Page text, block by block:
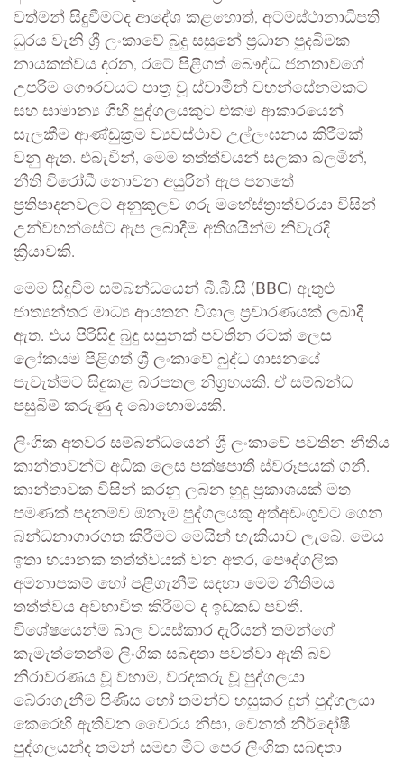
වත්මන් සිදුවීමටද ආදේශ කළහොත්, අටමස්ථානාධිපති
ධුරය වැනි ශ්‍රී ලංකාවේ බුදු සසුනේ ප්‍රධාන පුදබිමක
නායකත්වය දරන, රටේ පිළිගත් බෞද්ධ ජනතාවගේ
උපරිම ගෞරවයට පාත්‍ර වූ ස්වාමීන් වහන්සේනමකට
සහ සාමාන්‍ය ගිහි පුද්ගලයකුට එකම ආකාරයෙන්
සැලකීම ආණ්ඩුක්‍රම ව්‍යවස්ථාව උල්ලංඝනය කිරීමක්
වනු ඇත. එබැවින්, මෙම තත්ත්වයන් සලකා බලමින්,
නීති විරෝධී නොවන අයුරින් ඇප පනතේ
ප්‍රතිපාදනවලට අනුකූලව ගරු මහේස්ත්‍රාත්වරයා විසින්
උන්වහන්සේට ඇප ලබාදීම අතිශයින්ම නිවැරදි
ක්‍රියාවකි.
මෙම සිදුවීම සම්බන්ධයෙන් බී.බී.සී ( BBC) ඇතුළු
ජාත්‍යන්තර මාධ්‍ය ආයතන විශාල ප්‍රචාරණයක් ලබාදී
ඇත. එය පිරිසිදු බුදු සසුනක් පවතින රටක් ලෙස
ලෝකයම පිළිගත් ශ්‍රී ලංකාවේ බුද්ධ ශාසනයේ
පැවැත්මට සිදුකළ බරපතල නිග්‍රහයකි. ඒ සම්බන්ධ
පසුබිම් කරුණු ද බොහොමයකි.
ලිංගික අතවර සම්බන්ධයෙන් ශ්‍රී ලංකාවේ පවතින නීතිය
කාන්තාවන්ට අධික ලෙස පක්ෂපාතී ස්වරූපයක් ගනී.
කාන්තාවක විසින් කරනු ලබන හුදු ප්‍රකාශයක් මත
පමණක් පදනම්ව ඕනෑම පුද්ගලයකු අත්අඩංගුවට ගෙන
බන්ධනාගාරගත කිරීමට මෙයින් හැකියාව ලැබේ. මෙය
ඉතා භයානක තත්ත්වයක් වන අතර, පෞද්ගලික
අමනාපකම් හෝ පළිගැනීම් සඳහා මෙම නීතිමය
තත්ත්වය අවභාවිත කිරීමට ද ඉඩකඩ පවතී.
විශේෂයෙන්ම බාල වයස්කාර දැරියන් තමන්ගේ
කැමැත්තෙන්ම ලිංගික සබඳතා පවත්වා ඇති බව
නිරාවරණය වූ වහාම, වරදකරු වූ පුද්ගලයා
බේරාගැනීම පිණිස හෝ තමන්ව හසුකර දුන් පුද්ගලයා
කෙරෙහි ඇතිවන වෛරය නිසා, වෙනත් නිර්දෝෂී
පුද්ගලයන්ද තමන් සමඟ මීට පෙර ලිංගික සබඳතා